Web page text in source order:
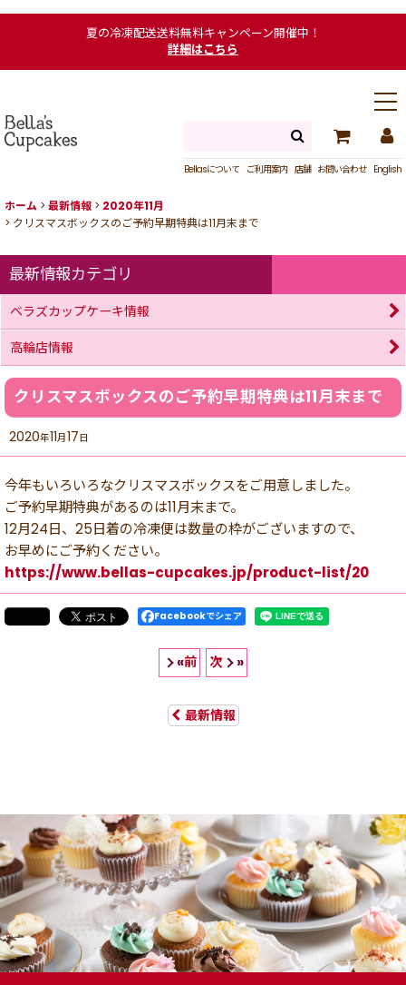
夏の冷凍配送送料無料キャンペーン開催中！
詳細はこちら
Bellasについて ご利用案内 店舗 お問い合わせ English
ホーム > 最新情報 > 2020年11月
> クリスマスボックスのご予約早期特典は11月末まで
クリスマスボックスのご予約早期特典は11月末まで
2020年11月17日
今年もいろいろなクリスマスボックスをご用意しました。
ご予約早期特典があるのは11月末まで。
12月24日、25日着の冷凍便は数量の枠がございますので、
お早めにご予約ください。
https://www.bellas-cupcakes.jp/product-list/20
Facebookでシェア
«前 次 »
最新情報
最新情報カテゴリ
ベラズカップケーキ情報
高輪店情報